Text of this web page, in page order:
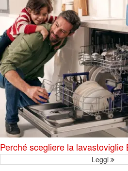
Perché scegliere la lavastoviglie
Leggi